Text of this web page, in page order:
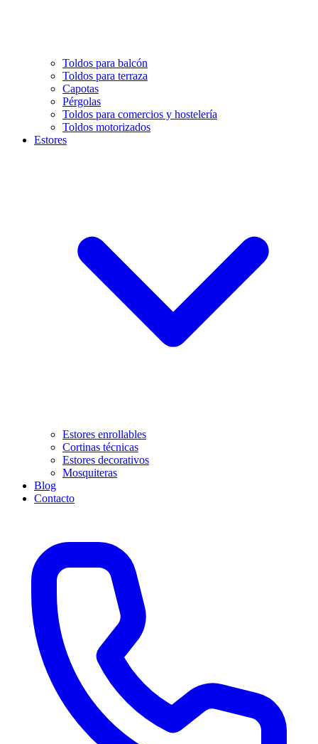
Toldos para balcón
Toldos para terraza
Capotas
Pérgolas
Toldos para comercios y hostelería
Toldos motorizados
Estores
Estores enrollables
Cortinas técnicas
Estores decorativos
Mosquiteras
Blog
Contacto